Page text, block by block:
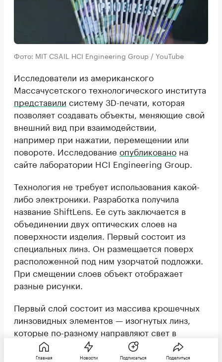
Фото: MIT CSAIL HCI Engineering Group / YouTube
Исследователи из американского
Массачусетского технологического института
представили систему 3D-печати, которая
позволяет создавать объекты, меняющие свой
внешний вид при взаимодействии,
например при нажатии, перемещении или
повороте. Исследование опубликовано на
сайте лаборатории HCI Engineering Group.
Технология не требует использования какой-
либо электроники. Разработка получила
название ShiftLens. Ее суть заключается в
объединении двух оптических слоев на
поверхности изделия. Первый состоит из
специальных линз. Он размещается поверх
расположенной под ним узорчатой подложки.
При смещении слоев объект отображает
разные рисунки.
Первый слой состоит из массива крошечных
линзовидных элементов — изогнутых линз,
которые по-разному направляют свет в
зависимости от угла обзора пользователя.
Узорчатая подложка содержит полосы
Главная Новости Подписаться Поделиться